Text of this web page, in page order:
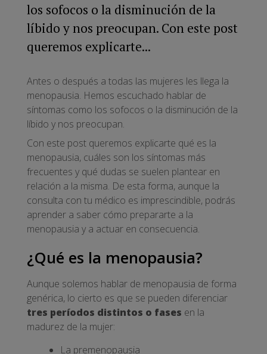
los sofocos o la disminución de la
líbido y nos preocupan. Con este post
queremos explicarte...
Antes o después a todas las mujeres les llega la
menopausia. Hemos escuchado hablar de
síntomas como los sofocos o la disminución de la
líbido y nos preocupan.
Con este post queremos explicarte qué es la
menopausia, cuáles son los síntomas más
frecuentes y qué dudas se suelen plantear en
relación a la misma. De esta forma, aunque la
consulta con tu médico es imprescindible, podrás
aprender a saber cómo prepararte a la
menopausia y a actuar en consecuencia.
¿Qué es la menopausia?
Aunque solemos hablar de menopausia de forma
genérica, lo cierto es que se pueden diferenciar
tres períodos distintos o fases en la
madurez de la mujer:
La premenopausia